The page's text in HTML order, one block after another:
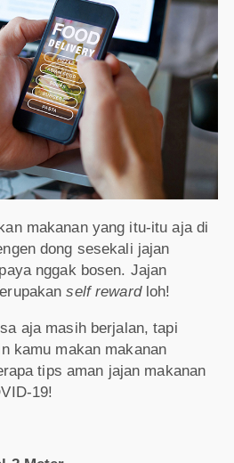
makanan yang itu-itu aja di
dong sesekali jajan
nggak bosen. Jajan
self rewardloh!
aja masih berjalan, tapi
kamu makan makanan
tips aman jajan makanan
19!